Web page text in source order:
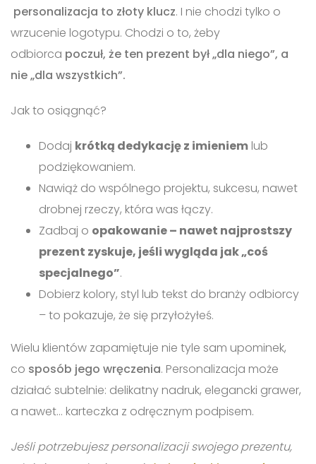
personalizacja to złoty klucz. I nie chodzi tylko o
wrzucenie logotypu. Chodzi o to, żeby
odbiorca poczuł, że ten prezent był „dla niego”, a
nie „dla wszystkich”.
Jak to osiągnąć?
Dodaj krótką dedykację z imieniem lub
podziękowaniem.
Nawiąż do wspólnego projektu, sukcesu, nawet
drobnej rzeczy, która was łączy.
Zadbaj o opakowanie – nawet najprostszy
prezent zyskuje, jeśli wygląda jak „coś
specjalnego”.
Dobierz kolory, styl lub tekst do branży odbiorcy
– to pokazuje, że się przyłożyłeś.
Wielu klientów zapamiętuje nie tyle sam upominek,
co sposób jego wręczenia. Personalizacja może
działać subtelnie: delikatny nadruk, elegancki grawer,
a nawet… karteczka z odręcznym podpisem.
Jeśli potrzebujesz personalizacji swojego prezentu,